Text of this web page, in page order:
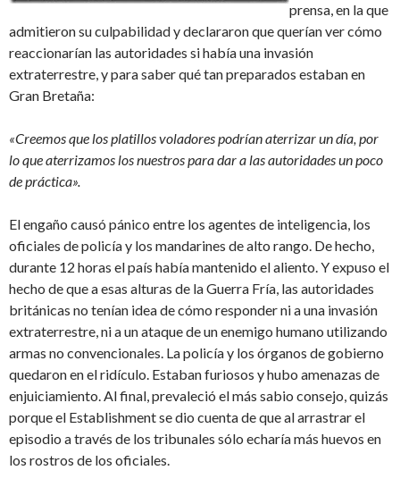
prensa, en la que
admitieron su culpabilidad y declararon que querían ver cómo
reaccionarían las autoridades si había una invasión
extraterrestre, y para saber qué tan preparados estaban en
Gran Bretaña:
«Creemos que los platillos voladores podrían aterrizar un día, por
lo que aterrizamos los nuestros para dar a las autoridades un poco
de práctica».
El engaño causó pánico entre los agentes de inteligencia, los
oficiales de policía y los mandarines de alto rango. De hecho,
durante 12 horas el país había mantenido el aliento. Y expuso el
hecho de que a esas alturas de la Guerra Fría, las autoridades
británicas no tenían idea de cómo responder ni a una invasión
extraterrestre, ni a un ataque de un enemigo humano utilizando
armas no convencionales. La policía y los órganos de gobierno
quedaron en el ridículo. Estaban furiosos y hubo amenazas de
enjuiciamiento. Al final, prevaleció el más sabio consejo, quizás
porque el Establishment se dio cuenta de que al arrastrar el
episodio a través de los tribunales sólo echaría más huevos en
los rostros de los oficiales.